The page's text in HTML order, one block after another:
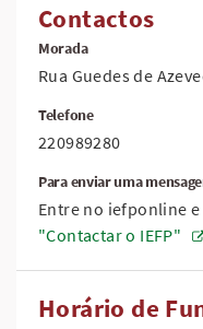
Contactos
Morada
Rua Guedes de
Telefone
220989280
Para enviar uma
Entre no iefponline
"Contactar o IEFP"
Horário de